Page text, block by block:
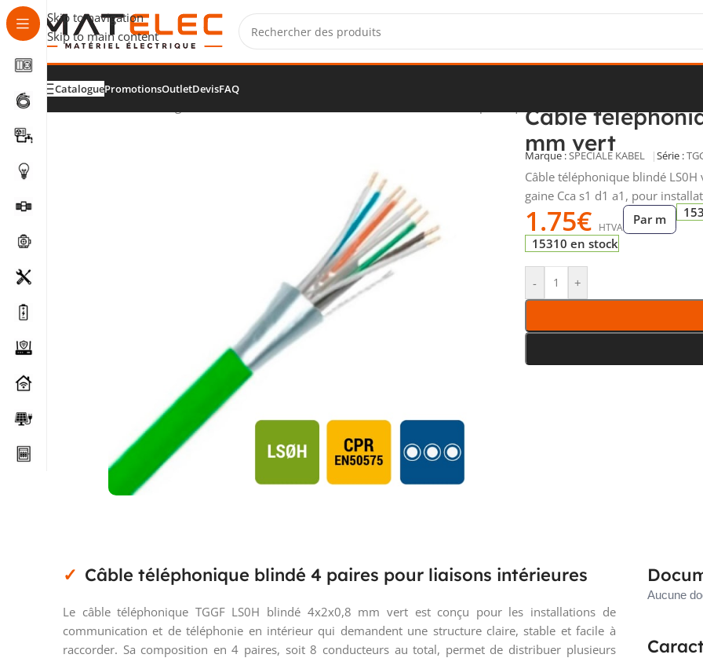
Skip to navigation
Skip to main content
CataloguePromotionsOutletDevisFAQ
Câble
mm vert
Marque :SPECIALE KABEL Série :
Câble téléphonique blindé
gaine Cca s1 d1 a1, pour
1.75€ HTVA
Par m
15310 en stock
- +
Câble téléphonique blindé 4 paires pour liaisons intérieures
Le câble téléphonique TGGF LS0H blindé 4x2x0,8 mm vert est conçu pour les installations de
communication et de téléphonie en intérieur qui demandent une structure claire, stable et facile à
raccorder. Sa composition en 4 paires, soit 8 conducteurs au total, permet de distribuer plusieurs
Aucune